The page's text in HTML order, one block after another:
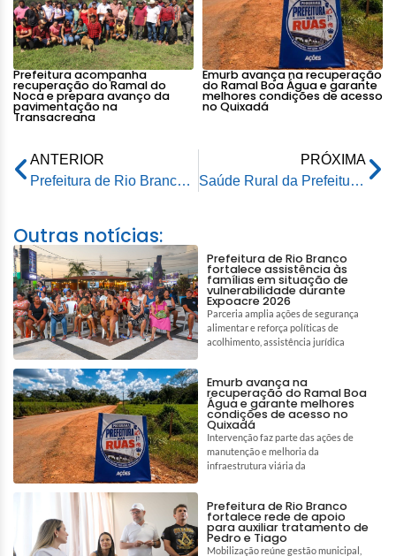
Prefeitura acompanha
recuperação do Ramal do
Noca e prepara avanço da
pavimentação na
Transacreana
Emurb avança na recuperação
do Ramal Boa Água e garante
melhores condições de acesso
no Quixadá
ANTERIOR
Prefeitura de Rio Branco realiza 4º mutirão de ultrassonografias e avança na redução da fila de regulação
PRÓXIMA
Saúde Rural da Prefeitura de Rio Branco ultrapassa 3,2 mil procedimentos em parada na Transacreana
Outras notícias:
Prefeitura de Rio Branco
fortalece assistência às
famílias em situação de
vulnerabilidade durante
Expoacre 2026
Parceria amplia ações de segurança
alimentar e reforça políticas de
acolhimento, assistência jurídica
Emurb avança na
recuperação do Ramal Boa
Água e garante melhores
condições de acesso no
Quixadá
Intervenção faz parte das ações de
manutenção e melhoria da
infraestrutura viária da
Prefeitura de Rio Branco
fortalece rede de apoio
para auxiliar tratamento de
Pedro e Tiago
Mobilização reúne gestão municipal,